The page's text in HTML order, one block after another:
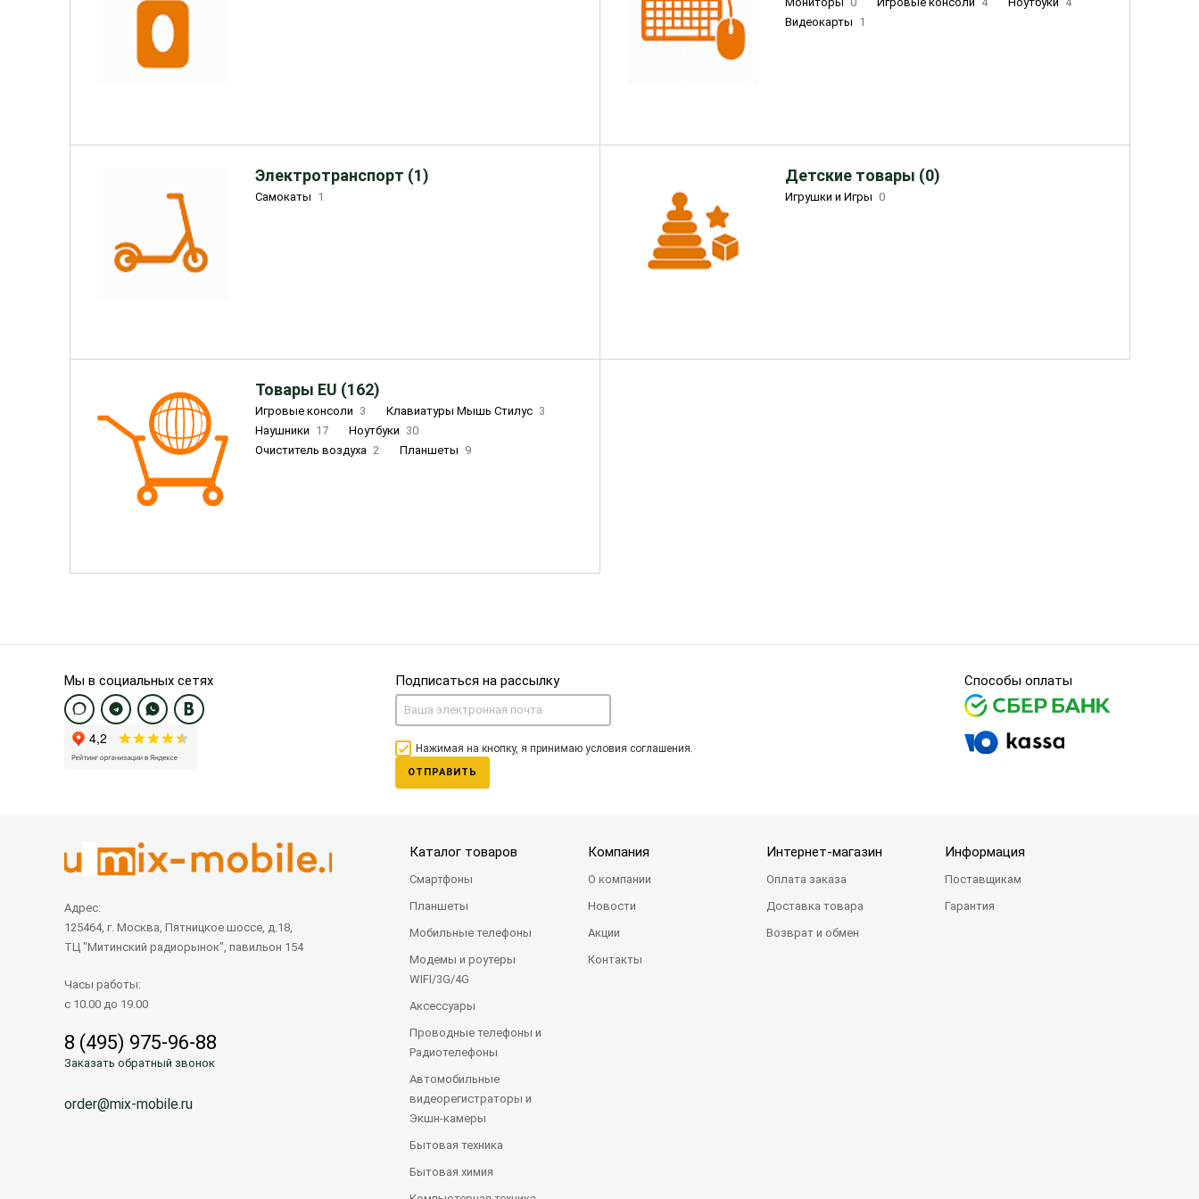
Видеокарты 1
Электротранспорт (1)
Самокаты 1
Детские товары (0)
Игрушки и Игры 0
Товары EU (162)
Игровые консоли 3 Клавиатуры Мышь Стилус 3
Наушники 17 Ноутбуки 30
Очиститель воздуха 2 Планшеты 9
Мы в социальных сетях Подписаться на рассылку
Нажимая на кнопку, я принимаю условия соглашения.
ОТПРАВИТЬ
Способы оплаты
Адрес:
125464, г. Москва, Пятницкое шоссе, д.18,
ТЦ "Митинский радиорынок", павильон 154
Часы работы:
с 10.00 до 19.00
8 (495) 975-96-88
Заказать обратный звонок
order@mix-mobile.ru
Каталог товаров
Смартфоны
Планшеты
Мобильные телефоны
Модемы и роутеры
WIFI/3G/4G
Аксессуары
Проводные телефоны и
Радиотелефоны
Автомобильные
видеорегистраторы и
Экшн-камеры
Бытовая техника
Бытовая химия
Компания
О компании
Новости
Акции
Контакты
Интернет-магазин
Оплата заказа
Доставка товара
Возврат и обмен
Информация
Поставщикам
Гарантия